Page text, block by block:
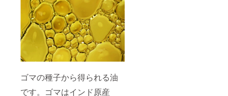
ゴマの種子から得られる油
です。ゴマはインド原産